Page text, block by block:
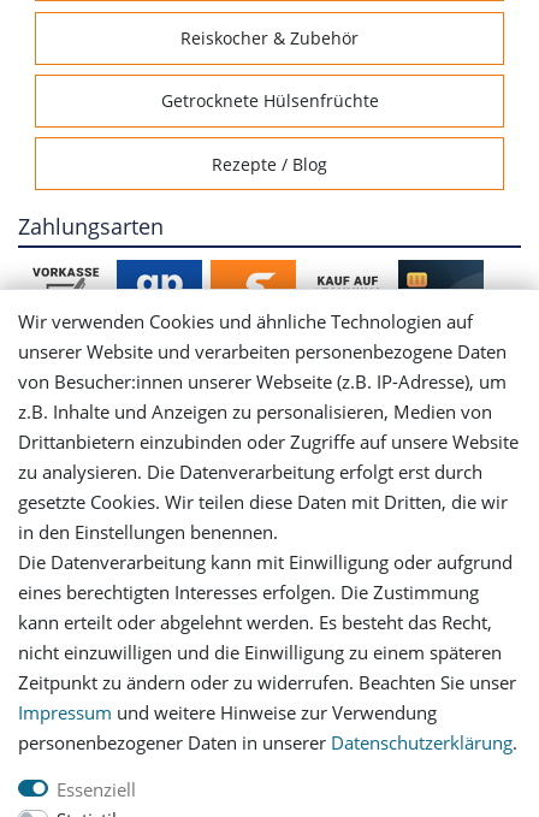
Reiskocher & Zubehör
Getrocknete Hülsenfrüchte
Rezepte / Blog
Zahlungsarten
Mein Konto
Login
Registrieren
Versandinformationen
Let's stay connected
Wir verwenden Cookies und ähnliche Technologien auf
unserer Website und verarbeiten personenbezogene Daten
von Besucher:innen unserer Webseite (z.B. IP-Adresse), um
z.B. Inhalte und Anzeigen zu personalisieren, Medien von
Drittanbietern einzubinden oder Zugriffe auf unsere Website
zu analysieren. Die Datenverarbeitung erfolgt erst durch
gesetzte Cookies. Wir teilen diese Daten mit Dritten, die wir
in den Einstellungen benennen.
Die Datenverarbeitung kann mit Einwilligung oder aufgrund
eines berechtigten Interesses erfolgen. Die Zustimmung
kann erteilt oder abgelehnt werden. Es besteht das Recht,
nicht einzuwilligen und die Einwilligung zu einem späteren
Zeitpunkt zu ändern oder zu widerrufen. Beachten Sie unser
Impressum und weitere Hinweise zur Verwendung
personenbezogener Daten in unserer Daten­schutz­erklärung.
Essenziell